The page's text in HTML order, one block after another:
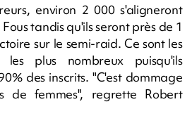
environ 2 000 s'aligneront
tandis qu'ils seront près de 1
sur le semi-raid. Ce sont les
plus nombreux puisqu'ils
des inscrits. "C'est dommage
femmes", regrette Robert